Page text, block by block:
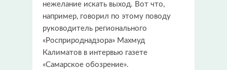
нежелание искать выход. Вот что,
например, говорил по этому поводу
руководитель регионального
«Росприроднадзора» Махмуд
Калиматов в интервью газете
«Самарское обозрение».